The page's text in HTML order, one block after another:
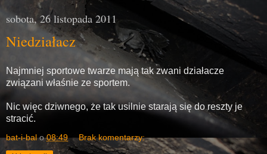
sobota, 26 listopada 2011
Niedziałacz
Najmniej sportowe twarze mają tak zwani działacze
związani właśnie ze sportem.
Nic więc dziwnego, że tak usilnie starają się do reszty je
stracić.
bat-i-bal o08:49 Brak komentarzy: